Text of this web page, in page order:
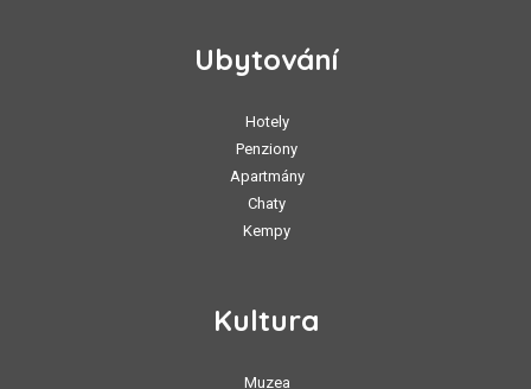
Ubytování
Hotely
Penziony
Apartmány
Chaty
Kempy
Kultura
Muzea